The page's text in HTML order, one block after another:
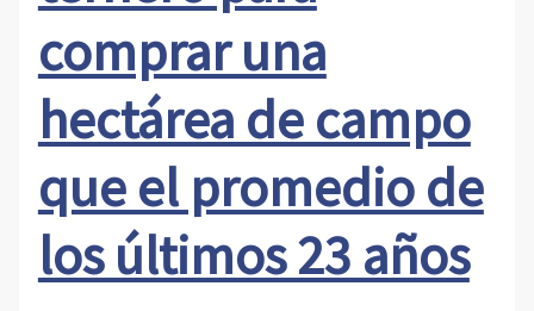
comprar una
hectárea de campo
que el promedio de
los últimos 23 años